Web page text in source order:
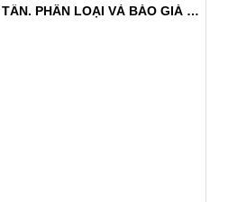
XE NÂNG TAY THẤP 1- 5 TẤN. PHÂN LOẠI VÀ BÁO GIÁ 24/7